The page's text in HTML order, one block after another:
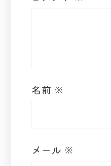
名前 ※
メール ※